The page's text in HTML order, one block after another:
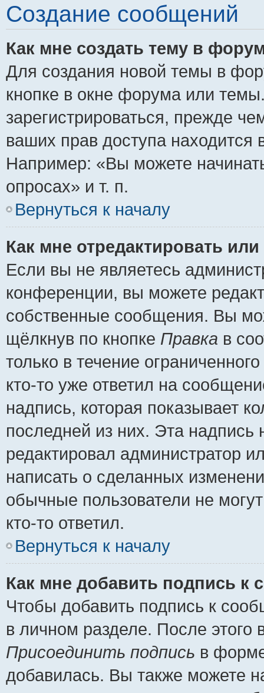
Создание сообщений
Как мне создать тему в
Для создания новой темы в
кнопке в окне форума или
зарегистрироваться, прежде
ваших прав доступа
Например: «Вы можете
опросах» и т. п.
Вернуться к началу
Как мне отредактировать
Если вы не являетесь
конференции, вы можете
собственные сообщения. Вы
щёлкнув по кнопке Правка в
только в течение
кто-то уже ответил на
надпись, которая показывает
последней из них. Эта
редактировал администратор
написать о сделанных
обычные пользователи не
кто-то ответил.
Вернуться к началу
Как мне добавить подпись к
Чтобы добавить подпись к
в личном разделе. После
Присоединить подпись в
добавилась. Вы также можете